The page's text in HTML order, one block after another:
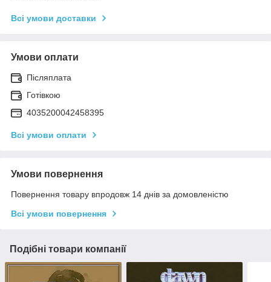
Всі умови доставки
Умови оплати
Післяплата
Готівкою
4035200042458395
Всі умови оплати
Умови повернення
Повернення товару впродовж 14 днів за домовленістю
Всі умови повернення
Подібні товари компанії